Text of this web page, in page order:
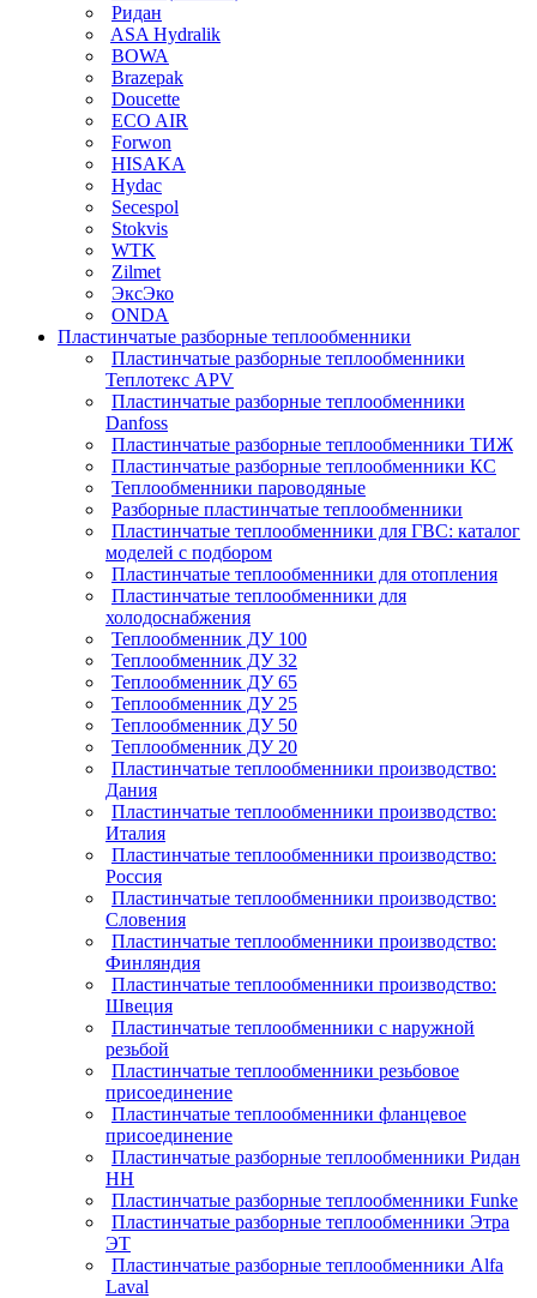
Ридан
ASA Hydralik
BOWA
Brazepak
Doucette
ECO AIR
Forwon
HISAKA
Hydac
Secespol
Stokvis
WTK
Zilmet
ЭксЭко
ONDA
Пластинчатые разборные теплообменники
Пластинчатые разборные теплообменники
Теплотекс APV
Пластинчатые разборные теплообменники
Danfoss
Пластинчатые разборные теплообменники ТИЖ
Пластинчатые разборные теплообменники КC
Теплообменники пароводяные
Разборные пластинчатые теплообменники
Пластинчатые теплообменники для ГВС: каталог
моделей с подбором
Пластинчатые теплообменники для отопления
Пластинчатые теплообменники для
холодоснабжения
Теплообменник ДУ 100
Теплообменник ДУ 32
Теплообменник ДУ 65
Теплообменник ДУ 25
Теплообменник ДУ 50
Теплообменник ДУ 20
Пластинчатые теплообменники производство:
Дания
Пластинчатые теплообменники производство:
Италия
Пластинчатые теплообменники производство:
Россия
Пластинчатые теплообменники производство:
Словения
Пластинчатые теплообменники производство:
Финляндия
Пластинчатые теплообменники производство:
Швеция
Пластинчатые теплообменники с наружной
резьбой
Пластинчатые теплообменники резьбовое
присоединение
Пластинчатые теплообменники фланцевое
присоединение
Пластинчатые разборные теплообменники Ридан
НН
Пластинчатые разборные теплообменники Funke
Пластинчатые разборные теплообменники Этра
ЭТ
Пластинчатые разборные теплообменники Alfa
Laval